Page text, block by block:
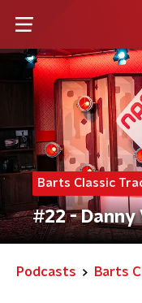
Barts Classic
#22 - Danny
Podcasts Barts